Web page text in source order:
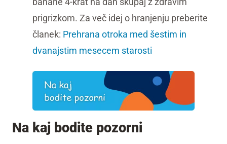
prigrizkom. Za več idej o hranjenju preberite
članek: Prehrana otroka med šestim in
dvanajstim mesecem starosti
Na kaj bodite pozorni